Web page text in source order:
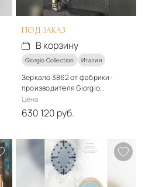
ПОД ЗАКАЗ
В корзину
Giorgio Collection Италия
Зеркало 3862 от фабрики-
производителя Giorgio
Collection
Цена
630 120 руб.
Стекло
Подробнее
В корзину